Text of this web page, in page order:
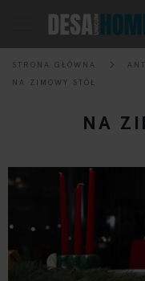
STRONA GŁÓWNA
NA ZIMOWY STÓŁ
NA